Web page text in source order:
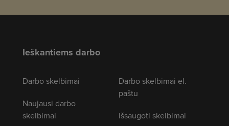
Ieškantiems darbo
Darbo skelbimai
Naujausi darbo
skelbimai
Darbo skelbimai el.
paštu
Išsaugoti skelbimai